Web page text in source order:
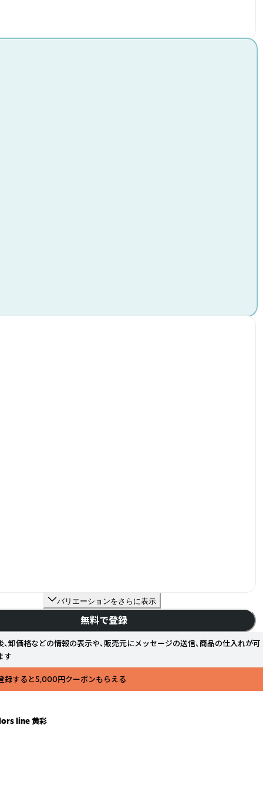
バリエーションをさらに表示
無料で登録
、卸価格などの情報の表示や、販売元にメッセージの送信、商品の仕入れが可
す
登録すると5,000円クーポンもらえる
line 黄彩